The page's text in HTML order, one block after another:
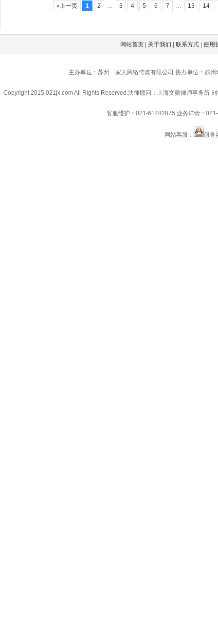
«上一页 1 2 … 3 4 5 6 7 … 13 14
网站首页 关于我们 |联系方式 |使用
主办单位：苏州一家人网络传媒有限公司 协办单位：苏
Copyright 2015 021jx.com All Rights Reserved.法律顾问：上海文勋律师事务所
客服维护：021-61482875 业务详情：
网站客服： 服务